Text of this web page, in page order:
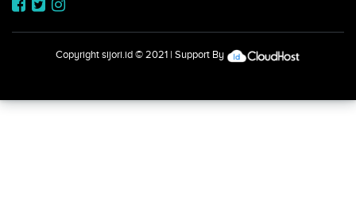
Copyright sijori.id© 2021 | Support By